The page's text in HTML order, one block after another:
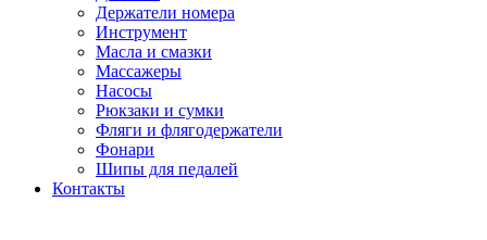
Держатели номера
Инструмент
Масла и смазки
Массажеры
Насосы
Рюкзаки и сумки
Фляги и флягодержатели
Фонари
Шипы для педалей
Контакты